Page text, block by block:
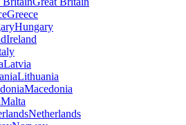
Greece
Hungary
Ireland
Latvia
Lithuania
Macedonia
Malta
Netherlands